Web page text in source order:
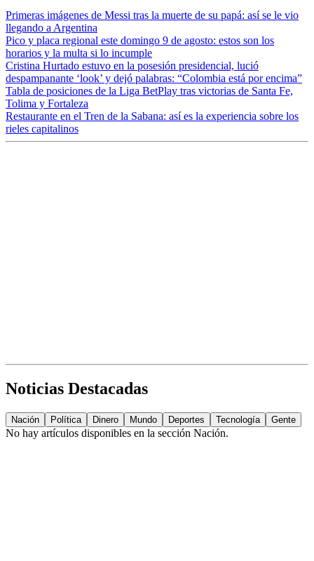
Primeras imágenes de Messi tras la muerte de su papá: así se le vio
llegando a Argentina
Pico y placa regional este domingo 9 de agosto: estos son los
horarios y la multa si lo incumple
Cristina Hurtado estuvo en la posesión presidencial, lució
despampanante ‘look’ y dejó palabras: “Colombia está por encima”
Tabla de posiciones de la Liga BetPlay tras victorias de Santa Fe,
Tolima y Fortaleza
Restaurante en el Tren de la Sabana: así es la experiencia sobre los
rieles capitalinos
Noticias Destacadas
Nación Política Dinero Mundo Deportes Tecnología Gente
No hay artículos disponibles en la sección Nación.